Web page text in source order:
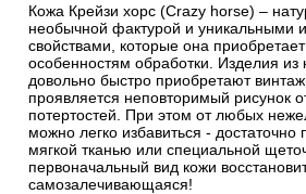
Кожа Крейзи хорс (Crazy horse) –
необычной фактурой и уникальными
свойствами, которые она
особенностям обработки. Изделия из
довольно быстро приобретают
проявляется неповторимый рисунок
потертостей. При этом от любых
можно легко избавиться - достаточно
мягкой тканью или специальной
первоначальный вид кожи
самозалечивающаяся!